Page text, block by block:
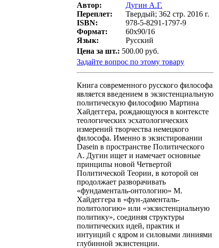
Автор:
Дугин А.Г.
Переплет:
Твердый; 362 стр. 2016 г.
ISBN:
978-5-8291-1797-9
Формат:
60х90/16
Язык:
Русский
Цена за шт.: 500.00 руб.
Задайте вопрос по этому товару
Книга современного русского философа
является введением в экзистенциальную
политическую философию Мартина
Хайдеггера, рождающуюся в контексте
теологических эсхатологических
измерений творчества немецкого
философа. Именно в экзистировании
Dasein в пространстве Политического
А. Дугин ищет и намечает основные
принципы новой Четвертой
Политической Теории, в которой он
продолжает разворачивать
«фундаменталь-онтологию» М.
Хайдеггера в «фун-даменталь-
политологию» или «экзистенциальную
политику», соединяя структуры
политических идей, практик и
интуиций с ядром и силовыми линиями
глубинной экзистенции.